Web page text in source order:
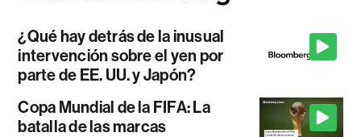
¿Qué hay detrás de la inusual
intervención sobre el yen por
parte de EE. UU. y Japón?
Copa Mundial de la FIFA: La
batalla de las marcas